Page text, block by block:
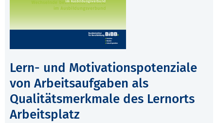
Lern- und Motivationspotenziale
von Arbeitsaufgaben als
Qualitätsmerkmale des Lernorts
Arbeitsplatz